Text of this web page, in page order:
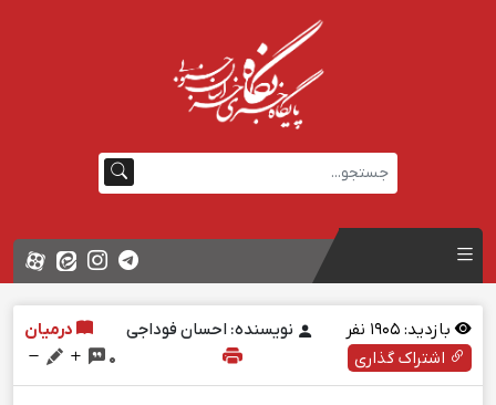
بازدید: نفر نویسنده: احسان فوداجی
درمیان
اشتراک گذاری
0